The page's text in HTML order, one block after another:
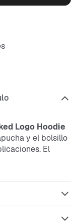
Logo Hoodie
y el bolsillo
El
esta